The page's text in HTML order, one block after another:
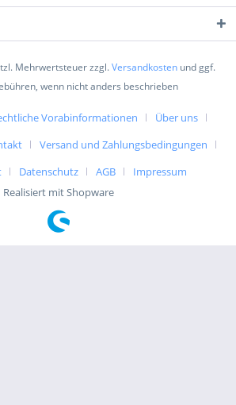
Mehrwertsteuer zzgl.Versandkosten und ggf.
wenn nicht anders beschrieben
Vorabinformationen
Über uns
Versand und Zahlungsbedingungen
Datenschutz AGB
Impressum
Realisiert mit Shopware